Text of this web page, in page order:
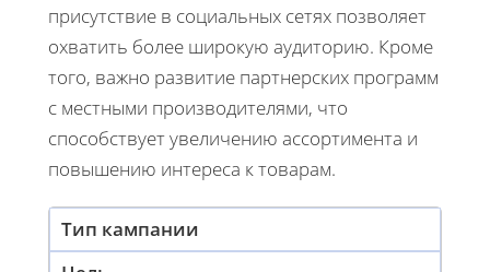
присутствие в социальных сетях позволяет
охватить более широкую аудиторию. Кроме
того, важно развитие партнерских программ
с местными производителями, что
способствует увеличению ассортимента и
повышению интереса к товарам.
Тип кампании